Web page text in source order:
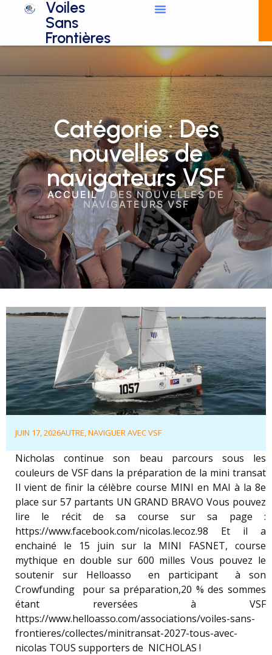
Voiles
Sans
Frontières
Catégorie : Des
nouvelles de
navigateurs VSF
ACCUEIL/ DES NOUVELLES DE
NAVIGATEURS VSF
JUIN 17, 2026AUTRE,NAVIGUER AVEC VSF
Nicholas continue son beau parcours sous les
couleurs de VSF dans la préparation de la mini transat
Il vient de finir la célèbre course MINI en MAI à la 8e
place sur 57 partants UN GRAND BRAVO Vous pouvez
lire le récit de sa course sur sa page :
https://www.facebook.com/nicolas.lecoz.98 Et il a
enchainé le 15 juin sur la MINI FASNET, course
mythique en double sur 600 milles Vous pouvez le
soutenir sur Helloasso en participant à son
Crowfunding pour sa préparation,20 % des sommes
étant reversées à VSF
https://www.helloasso.com/associations/voiles-sans-
frontieres/collectes/minitransat-2027-tous-avec-
nicolas TOUS supporters de NICHOLAS !